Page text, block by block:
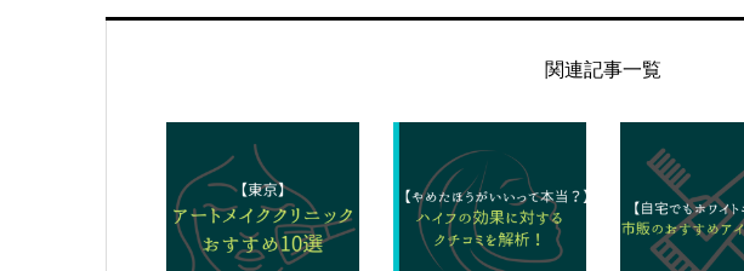
関連記事一覧